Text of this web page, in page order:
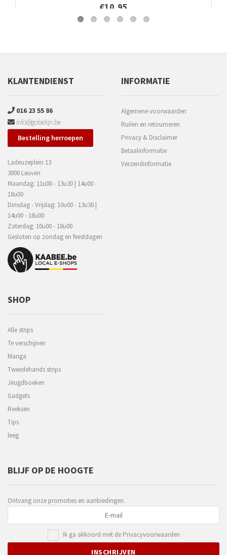
€10,95
KLANTENDIENST
016 23 55 86
info@gobelijn.be
Bestelling herroepen
Ladeuzeplein 13
3000 Leuven
Maandag: 11u00 - 13u30 | 14u00 -
18u00
Dinsdag - Vrijdag: 10u00 - 13u30 |
14u00 - 18u00
Zaterdag: 10u00 - 18u00
Gesloten op zondag en feestdagen
INFORMATIE
Algemene voorwaarden
Ruilen en retourneren
Privacy & Disclaimer
Betaalinformatie
Verzendinformatie
SHOP
Alle strips
Te verschijnen
Manga
Tweedehands strips
Jeugdboeken
Gadgets
Reeksen
Tips
leeg
BLIJF OP DE HOOGTE
Ontvang onze promoties en aanbiedingen.
Ik ga akkoord met de Privacyvoorwaarden